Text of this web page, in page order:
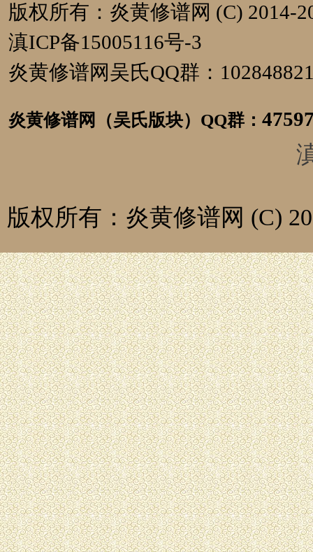
版权所有：炎黄修谱网 (C) 2014-
滇ICP备15005116号-3
炎黄修谱网吴氏QQ群：
炎黄修谱网（吴氏版块） QQ群：
版权所有：炎黄修谱网 (C)